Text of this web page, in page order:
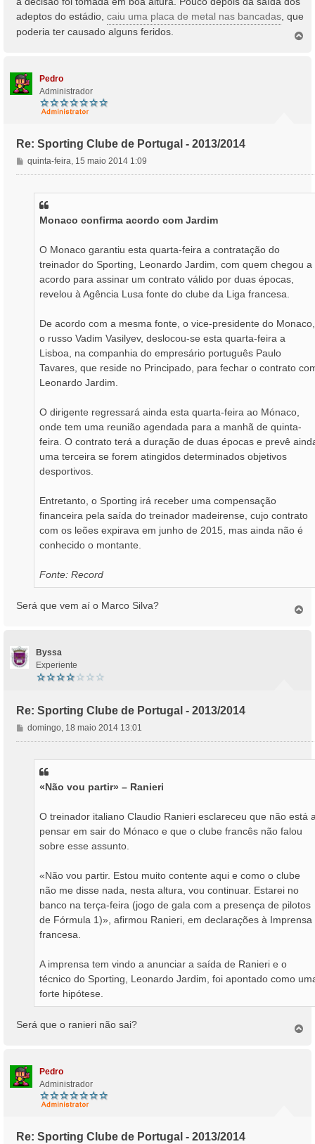
g
e
m
adeptos do estádio, caiu uma placa de metal nas bancadas , que
poderia ter causado alguns feridos.
Pedro
Administrador
Re: Sporting Clube de Portugal - 2013/2014
M
e
quinta-feira, 15 maio 2014 1:09
Monaco confirma acordo com Jardim
O Monaco garantiu esta quarta-feira a contratação do
treinador do Sporting, Leonardo Jardim, com quem chegou a
acordo para assinar um contrato válido por duas épocas,
revelou à Agência Lusa fonte do clube da Liga francesa.
De acordo com a mesma fonte, o vice-presidente do Monaco,
o russo Vadim Vasilyev, deslocou-se esta quarta-feira a
Lisboa, na companhia do empresário português Paulo
Tavares, que reside no Principado, para fechar o contrato
Leonardo Jardim.
O dirigente regressará ainda esta quarta-feira ao Mónaco,
onde tem uma reunião agendada para a manhã de quinta-
feira. O contrato terá a duração de duas épocas e prevê
uma terceira se forem atingidos determinados objetivos
desportivos.
Entretanto, o Sporting irá receber uma compensação
financeira pela saída do treinador madeirense, cujo contrato
com os leões expirava em junho de 2015, mas ainda não é
conhecido o montante.
Fonte: Record
Será que vem aí o Marco Silva?
Byssa
Experiente
Re: Sporting Clube de Portugal - 2013/2014
M
e
domingo, 18 maio 2014 13:01
«Não vou partir» – Ranieri
O treinador italiano Claudio Ranieri esclareceu que não está
pensar em sair do Mónaco e que o clube francês não falou
sobre esse assunto.
«Não vou partir. Estou muito contente aqui e como o clube
não me disse nada, nesta altura, vou continuar. Estarei no
banco na terça-feira (jogo de gala com a presença de pilotos
de Fórmula 1)», afirmou Ranieri, em declarações à Imprensa
francesa.
A imprensa tem vindo a anunciar a saída de Ranieri e o
técnico do Sporting, Leonardo Jardim, foi apontado como
forte hipótese.
Será que o ranieri não sai?
Pedro
Administrador
Re: Sporting Clube de Portugal - 2013/2014